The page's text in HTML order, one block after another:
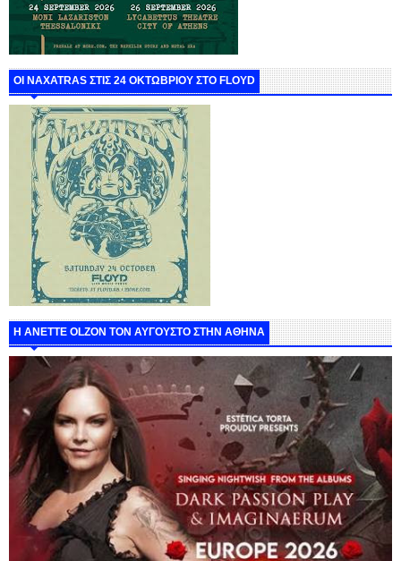
ΟΙ NAXATRAS ΣΤΙΣ 24 ΟΚΤΩΒΡΙΟΥ ΣΤΟ FLOYD
Η ANETTE OLZON ΤΟΝ ΑΥΓΟΥΣΤΟ ΣΤΗΝ ΑΘΗΝΑ